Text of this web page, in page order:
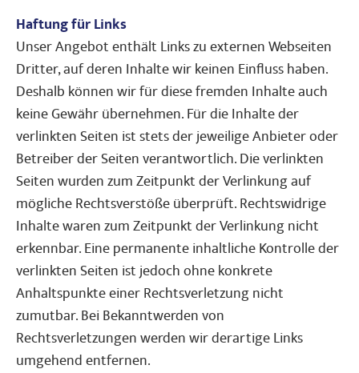
Haftung für Links
Unser Angebot enthält Links zu externen Webseiten
Dritter, auf deren Inhalte wir keinen Einfluss haben.
Deshalb können wir für diese fremden Inhalte auch
keine Gewähr übernehmen. Für die Inhalte der
verlinkten Seiten ist stets der jeweilige Anbieter oder
Betreiber der Seiten verantwortlich. Die verlinkten
Seiten wurden zum Zeitpunkt der Verlinkung auf
mögliche Rechtsverstöße überprüft. Rechtswidrige
Inhalte waren zum Zeitpunkt der Verlinkung nicht
erkennbar. Eine permanente inhaltliche Kontrolle der
verlinkten Seiten ist jedoch ohne konkrete
Anhaltspunkte einer Rechtsverletzung nicht
zumutbar. Bei Bekanntwerden von
Rechtsverletzungen werden wir derartige Links
umgehend entfernen.